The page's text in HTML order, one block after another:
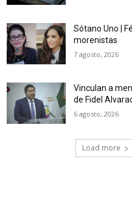
Sótano Uno |
morenistas
7 agosto, 2026
Vinculan a
de Fidel
6 agosto, 2026
Load more